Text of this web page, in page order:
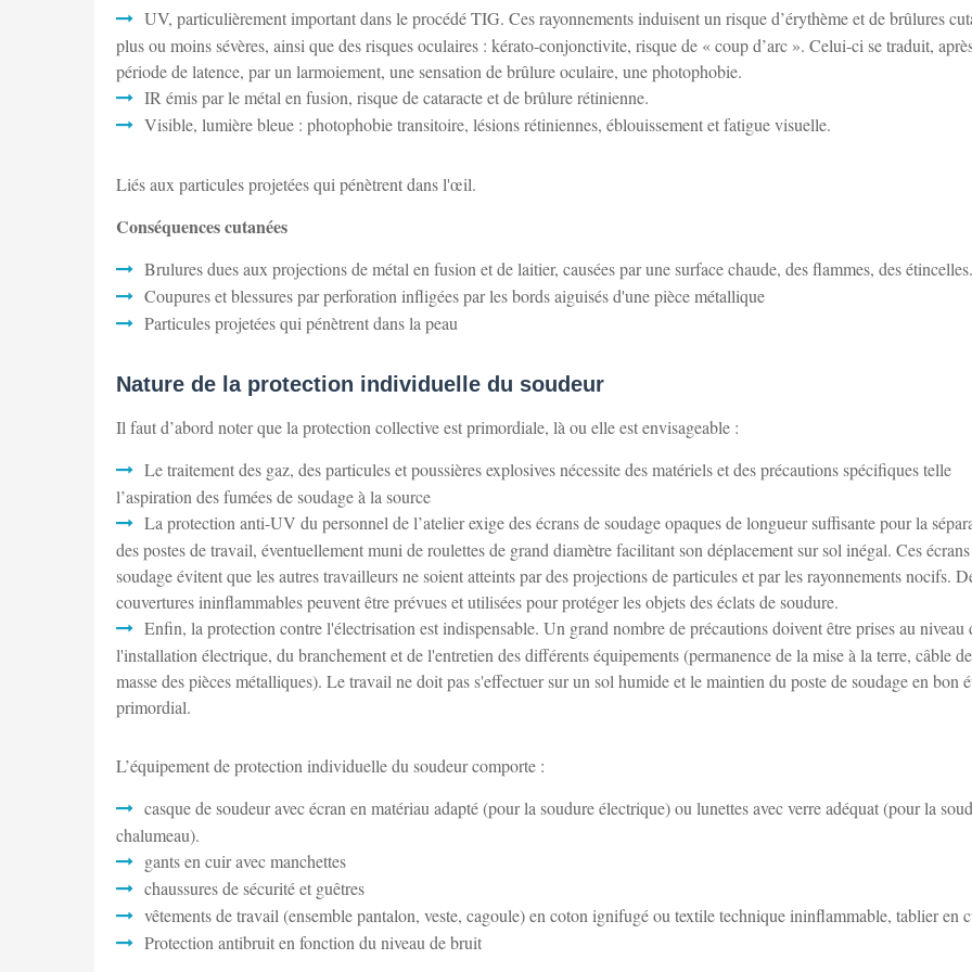
UV, particulièrement important dans le procédé TIG. Ces rayonnements induisent un risque d’érythème et de brûlures
plus ou moins sévères, ainsi que des risques oculaires : kérato-conjonctivite, risque de « coup d’arc ». Celui-ci se traduit,
période de latence, par un larmoiement, une sensation de brûlure oculaire, une photophobie.
IR émis par le métal en fusion, risque de cataracte et de brûlure rétinienne.
Visible, lumière bleue : photophobie transitoire, lésions rétiniennes, éblouissement et fatigue visuelle.
Liés aux particules projetées qui pénètrent dans l'œil.
Conséquences cutanées
Brulures dues aux projections de métal en fusion et de laitier, causées par une surface chaude, des flammes, des étincelles.
Coupures et blessures par perforation infligées par les bords aiguisés d'une pièce métallique
Particules projetées qui pénètrent dans la peau
Nature de la protection individuelle du soudeur
Il faut d’abord noter que la protection collective est primordiale, là ou elle est envisageable :
Le traitement des gaz, des particules et poussières explosives nécessite des matériels et des précautions spécifiques telle
l’aspiration des fumées de soudage à la source
La protection anti-UV du personnel de l’atelier exige des écrans de soudage opaques de longueur suffisante pour la
des postes de travail, éventuellement muni de roulettes de grand diamètre facilitant son déplacement sur sol inégal. Ces
soudage évitent que les autres travailleurs ne soient atteints par des projections de particules et par les rayonnements nocifs.
couvertures ininflammables peuvent être prévues et utilisées pour protéger les objets des éclats de soudure.
Enfin, la protection contre l'électrisation est indispensable. Un grand nombre de précautions doivent être prises au niveau
l'installation électrique, du branchement et de l'entretien des différents équipements (permanence de la mise à la terre, câble de
masse des pièces métalliques). Le travail ne doit pas s'effectuer sur un sol humide et le maintien du poste de soudage en bon
primordial.
L’équipement de protection individuelle du soudeur comporte :
casque de soudeur avec écran en matériau adapté (pour la soudure électrique) ou lunettes avec verre adéquat (pour la
chalumeau).
gants en cuir avec manchettes
chaussures de sécurité et guêtres
vêtements de travail (ensemble pantalon, veste, cagoule) en coton ignifugé ou textile technique ininflammable, tablier en
Protection antibruit en fonction du niveau de bruit